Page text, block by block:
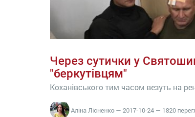
Через сутички у
"беркутівцям"
Коханівського тим часом везуть на
Аліна Лісненко — 2017-10-24 — 1820